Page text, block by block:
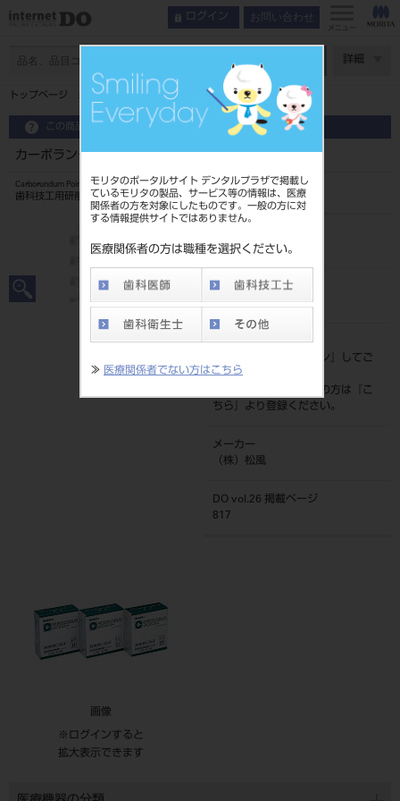
モリタのポータルサイト デンタルプラザで掲載し
ているモリタの製品、サービス等の情報は、医療
関係者の方を対象にしたものです。一般の方に対
する情報提供サイトではありません。
医療関係者の方は職種を選択ください。
≫ 医療関係者でない方はこちら
ログイン お問い合わせ
メニュー
詳細
トップページ カーボランダムポイント HP 12入 ＃22
この商品に関するお問い合わせ
カーボランダムポイント HP 12入 ＃22
Carborundum Point and Wheel
歯科技工用研削器材
20432020022
JAN/EANコード
標準価格
ログイン
』してご
覧ください。
ネット会員登録がまだの方は『
こ
ちら
』より登録ください。
メーカー
（株）松風
DO vol.26 掲載ページ
817
画像
※ログインすると
拡大表示できます